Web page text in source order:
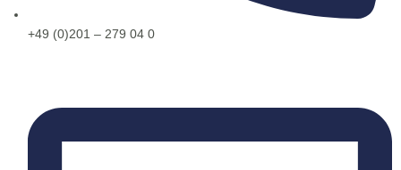
+49 (0)201 – 279 04 0